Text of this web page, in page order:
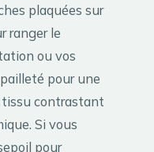
plaquées sur
ranger le
ou vos
pour une
contrastant
Si vous
pour